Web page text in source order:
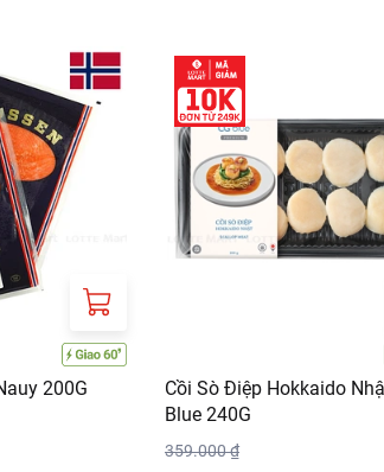
200G
Cồi Sò Điệp Hokkaido
Blue 240G
359.000 ₫